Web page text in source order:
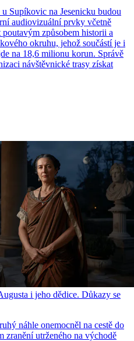
Supíkovic na Jesenicku budou
audiovizuální prvky včetně
způsobem historii a
okruhu, jehož součástí je i
na 18,6 milionu korun. Správě
návštěvnické trasy získat
i jeho dědice. Důkazy se
náhle onemocněl na cestě do
zranění utrženého na východě